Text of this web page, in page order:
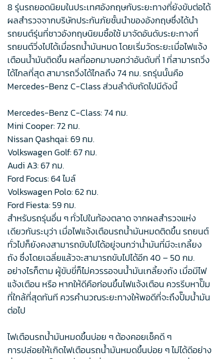
8 รุ่นรถยอดนิยมในประเทศอังกฤษกับระยะทางที่ยังขับต่อได้
ผลสำรวจจากบริษัทประกันภัยชั้นนำของอังกฤษซึ่งได้นำ
รถยนต์รุ่นที่ชาวอังกฤษนิยมซื้อใช้ มาจัดอันดับระยะทางที่
รถยนต์วิ่งไปได้เมื่อรถน้ำมันหมด โดยเริ่มวัดระยะเมื่อไฟแจ้ง
เตือนน้ำมันติดขึ้น ผลที่ออกมาบอกว่าอันดับที่ 1 ที่สามารถวิ่ง
ได้ไกลที่สุด สามารถวิ่งได้ไกลถึง 74 กม. รถรุ่นนั้นคือ
Mercedes-Benz C-Class ส่วนลำดับถัดไปมีดังนี้
Mercedes-Benz C-Class: 74 กม.
Mini Cooper: 72 กม.
Nissan Qashqai: 69 กม.
Volkswagen Golf: 67 กม.
Audi A3: 67 กม.
Ford Focus: 64 ไมล์
Volkswagen Polo: 62 กม.
Ford Fiesta: 59 กม.
สำหรับรถรุ่นอื่น ๆ ทั่วไปในท้องตลาด จากผลสำรวจแห่ง
เดียวกันระบุว่า เมื่อไฟแจ้งเตือนรถน้ำมันหมดติดขึ้น รถยนต์
ทั่วไปก็ยังคงสามารถขับไปได้อยู่จนกว่าน้ำมันที่มีจะเกลี้ยง
ถัง ซึ่งโดยเฉลี่ยแล้วจะสามารถขับไปได้อีก 40 – 50 กม.
อย่างไรก็ตาม ผู้ขับขี่ก็ไม่ควรรอจนน้ำมันเกลี้ยงถัง เมื่อมีไฟ
แจ้งเตือน หรือ หากให้ดีคือก่อนขึ้นไฟแจ้งเตือน ควรรีบหาปั๊ม
ที่ใกล้ที่สุดทันที ควรคำนวณระยะทางให้พอดีที่จะถึงปั๊มน้ำมัน
ต่อไป
ไฟเตือนรถน้ำมันหมดขึ้นบ่อย ๆ ต้องคอยเช็คดี ๆ
การปล่อยให้เกิดไฟเตือนรถน้ำมันหมดขึ้นบ่อย ๆ ไม่ได้ดีอย่าง